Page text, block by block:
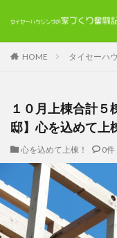
HOME タイセーハ
１０月上棟合計５
邸】心を込めて上
心を込めて上棟！ 0件